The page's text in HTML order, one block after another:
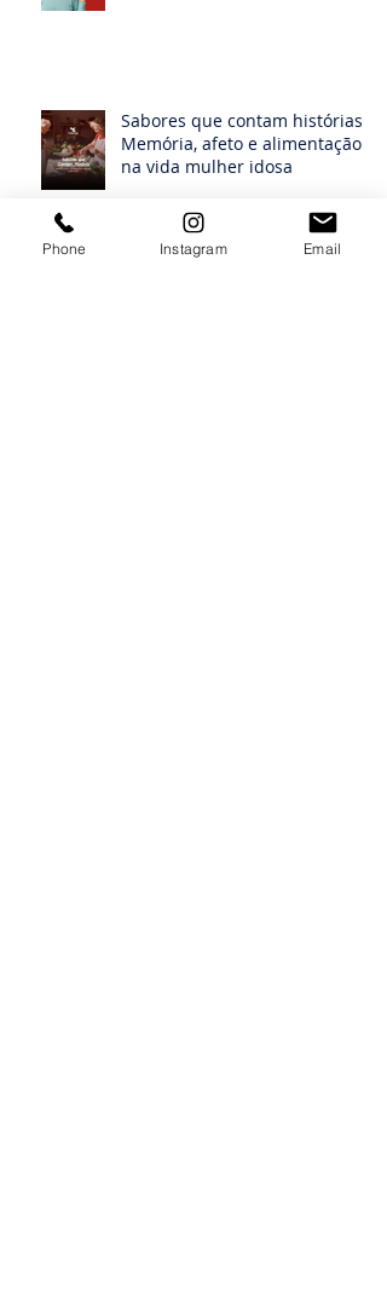
Sabores que contam histórias:
Memória, afeto e alimentação
na vida mulher idosa
Phone Instagram Email